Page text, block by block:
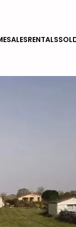
SALESRENTALS